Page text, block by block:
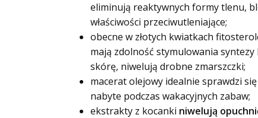
eliminują reaktywnych formy tlenu,
właściwości przeciwutleniające;
obecne w złotych kwiatkach
mają zdolność stymulowania
skórę, niwelują drobne zmarszczki;
macerat olejowy idealnie sprawdzi się
nabyte podczas wakacyjnych zabaw;
ekstrakty z kocanki niwelują